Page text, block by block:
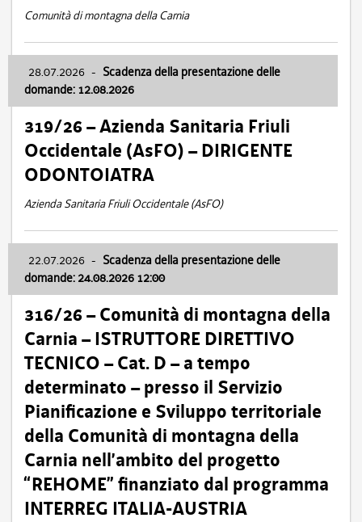
Comunità di montagna della Carnia
28.07.2026 - Scadenza della presentazione delle
domande: 12.08.2026
319/26 – Azienda Sanitaria Friuli
Occidentale (AsFO) – DIRIGENTE
ODONTOIATRA
Azienda Sanitaria Friuli Occidentale (AsFO)
22.07.2026 - Scadenza della presentazione delle
domande: 24.08.2026 12:00
316/26 – Comunità di montagna della
Carnia – ISTRUTTORE DIRETTIVO
TECNICO – Cat. D – a tempo
determinato – presso il Servizio
Pianificazione e Sviluppo territoriale
della Comunità di montagna della
Carnia nell’ambito del progetto
“REHOME” finanziato dal programma
INTERREG ITALIA-AUSTRIA